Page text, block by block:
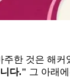
한 것은 해
다." 그 아래